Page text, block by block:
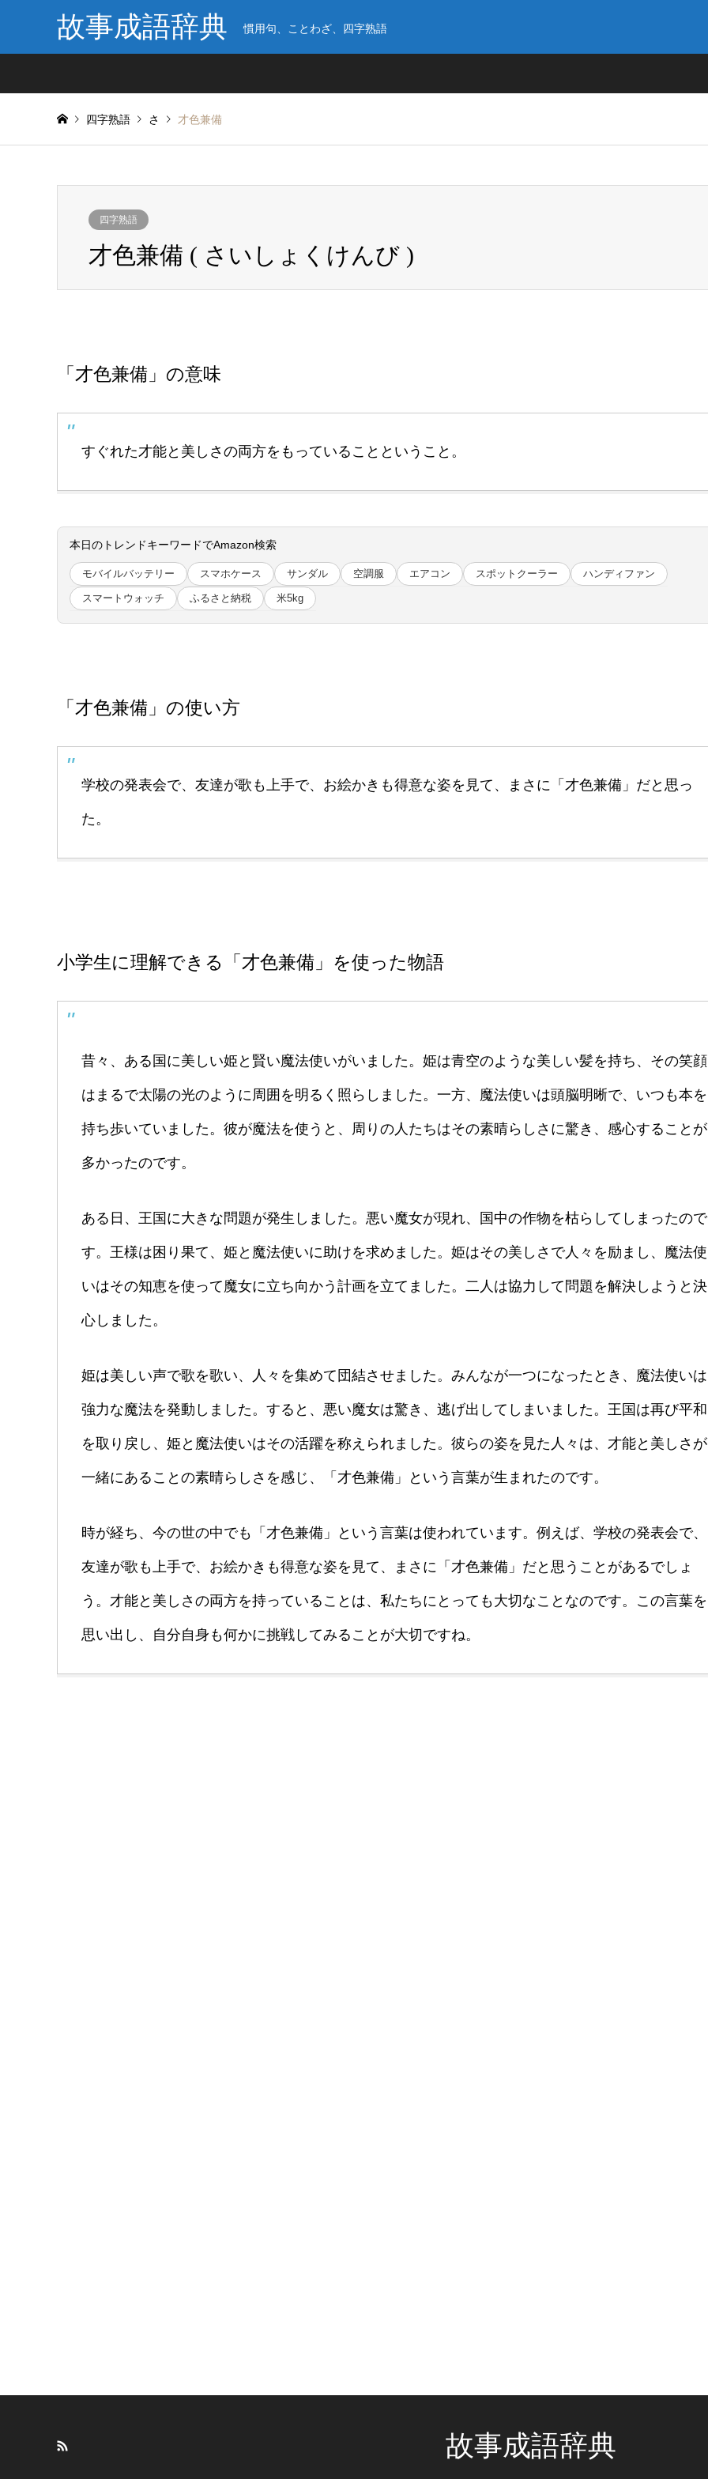
故事成語辞典 慣用句、ことわざ、四字熟語
四字熟語 さ 才色兼備
四字熟語
才色兼備 ( さいしょくけんび )
「才色兼備」の意味
すぐれた才能と美しさの両方をもっていることということ。
本日のトレンドキーワードでAmazon検索
モバイルバッテリー スマホケース サンダル 空調服 エアコン スポットクーラー ハンディファン
スマートウォッチ ふるさと納税 米5kg
「才色兼備」の使い方
学校の発表会で、友達が歌も上手で、お絵かきも得意な姿を見て、まさに「才色兼備」だと思っ
た。
小学生に理解できる「才色兼備」を使った物語
昔々、ある国に美しい姫と賢い魔法使いがいました。姫は青空のような美しい髪を持ち、その笑顔
はまるで太陽の光のように周囲を明るく照らしました。一方、魔法使いは頭脳明晰で、いつも本を
持ち歩いていました。彼が魔法を使うと、周りの人たちはその素晴らしさに驚き、感心することが
多かったのです。
ある日、王国に大きな問題が発生しました。悪い魔女が現れ、国中の作物を枯らしてしまったので
す。王様は困り果て、姫と魔法使いに助けを求めました。姫はその美しさで人々を励まし、魔法使
いはその知恵を使って魔女に立ち向かう計画を立てました。二人は協力して問題を解決しようと決
心しました。
姫は美しい声で歌を歌い、人々を集めて団結させました。みんなが一つになったとき、魔法使いは
強力な魔法を発動しました。すると、悪い魔女は驚き、逃げ出してしまいました。王国は再び平和
を取り戻し、姫と魔法使いはその活躍を称えられました。彼らの姿を見た人々は、才能と美しさが
一緒にあることの素晴らしさを感じ、「才色兼備」という言葉が生まれたのです。
時が経ち、今の世の中でも「才色兼備」という言葉は使われています。例えば、学校の発表会で、
友達が歌も上手で、お絵かきも得意な姿を見て、まさに「才色兼備」だと思うことがあるでしょ
う。才能と美しさの両方を持っていることは、私たちにとっても大切なことなのです。この言葉を
思い出し、自分自身も何かに挑戦してみることが大切ですね。
故事成語辞典